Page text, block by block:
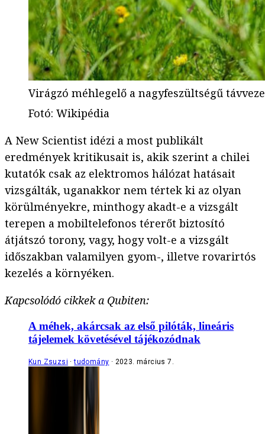
Virágzó méhlegelő a nagyfeszültségű
Fotó: Wikipédia
A New Scientist idézi a most publikált
eredmények kritikusait is, akik szerint a chilei
kutatók csak az elektromos hálózat hatásait
vizsgálták, uganakkor nem tértek ki az olyan
körülményekre, minthogy akadt-e a vizsgált
terepen a mobiltelefonos térerőt biztosító
átjátszó torony, vagy, hogy volt-e a vizsgált
időszakban valamilyen gyom-, illetve rovarirtós
kezelés a környéken.
Kapcsolódó cikkek a Qubiten:
A méhek, akárcsak az első pilóták, lineáris
tájelemek követésével tájékozódnak
Kun Zsuzsi tudomány 2023. március 7.